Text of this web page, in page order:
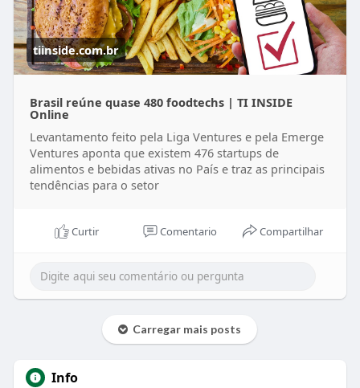
tiinside.com.br
Brasil reúne quase 480 foodtechs | TI INSIDE
Online
Levantamento feito pela Liga Ventures e pela Emerge
Ventures aponta que existem 476 startups de
alimentos e bebidas ativas no País e traz as principais
tendências para o setor
Curtir Comentario Compartilhar
Carregar mais posts
Info